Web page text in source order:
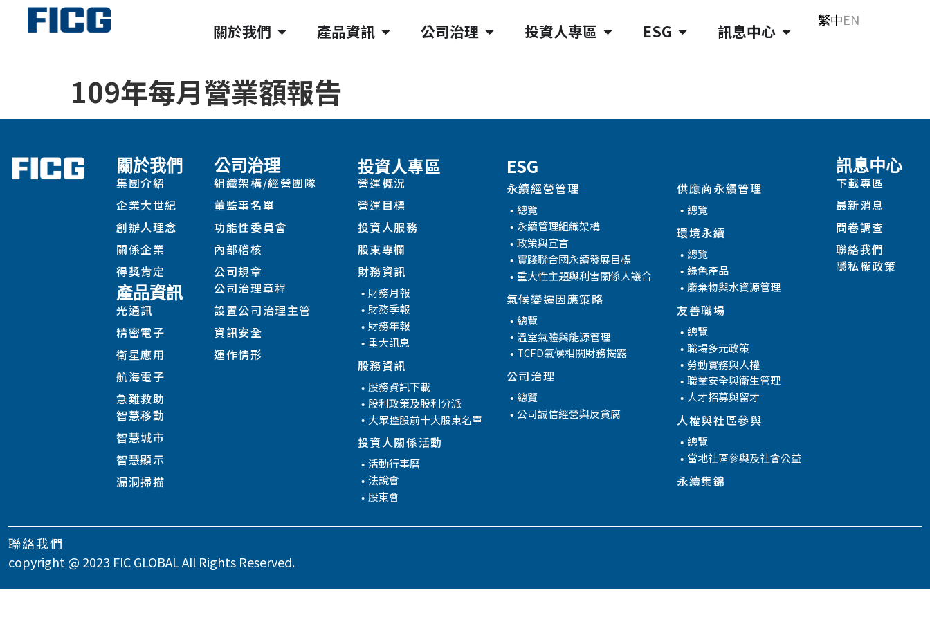
關於我們 產品資訊 公司治理 投資人專區 ESG 訊息中心
繁中EN
109年每月營業額報告
關於我們
集團介紹
企業大世紀
創辦人理念
關係企業
得獎肯定
產品資訊
光通訊
精密電子
衛星應用
航海電子
急難救助
智慧移動
智慧城市
智慧顯示
漏洞掃描
公司治理
組織架構/經營團隊
董監事名單
功能性委員會
內部稽核
公司規章
公司治理章程
設置公司治理主管
資訊安全
運作情形
投資人專區
營運概況
營運目標
投資人服務
股東專欄
財務資訊
財務月報
財務季報
財務年報
重大訊息
股務資訊
股務資訊下載
股利政策及股利分派
大眾控股前十大股東名單
投資人關係活動
活動行事曆
法說會
股東會
ESG
永續經營管理
總覽
永續管理組織架構
政策與宣言
實踐聯合國永續發展目標
重大性主題與利害關係人議合
氣候變遷因應策略
總覽
溫室氣體與能源管理
TCFD氣候相關財務揭露
公司治理
總覽
公司誠信經營與反貪腐
供應商永續管理
總覽
環境永續
總覽
綠色產品
廢棄物與水資源管理
友善職場
總覽
職場多元政策
勞動實務與人權
職業安全與衛生管理
人才招募與留才
人權與社區參與
總覽
當地社區參與及社會公益
永續集錦
訊息中心
下載專區
最新消息
問卷調查
聯絡我們
隱私權政策
聯絡我們
copyright @ 2023 FIC GLOBAL All Rights Reserved.